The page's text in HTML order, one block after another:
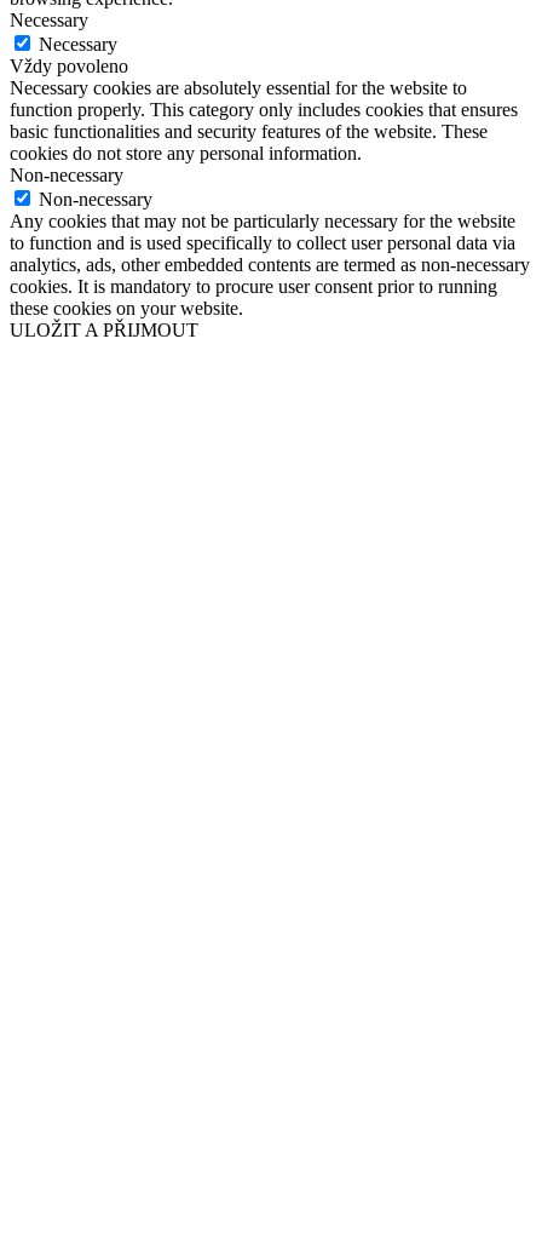
Necessary
Necessary
Vždy povoleno
Necessary cookies are absolutely essential for the website to
function properly. This category only includes cookies that ensures
basic functionalities and security features of the website. These
cookies do not store any personal information.
Non-necessary
Non-necessary
Any cookies that may not be particularly necessary for the website
to function and is used specifically to collect user personal data via
analytics, ads, other embedded contents are termed as non-necessary
cookies. It is mandatory to procure user consent prior to running
these cookies on your website.
ULOŽIT A PŘIJMOUT